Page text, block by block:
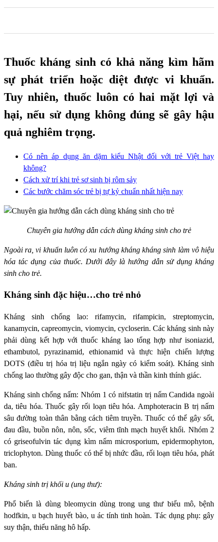
Thuốc kháng sinh có khả năng kìm hãm
sự phát triển hoặc diệt được vi khuẩn.
Tuy nhiên, thuốc luôn có hai mặt lợi và
hại, nếu sử dụng không đúng sẽ gây hậu
quả nghiêm trọng.
Có nên áp dụng ăn dặm kiểu Nhật đối với trẻ Việt hay
không?
Cách xử trí khi trẻ sơ sinh bị rôm sảy
Các bước chăm sóc trẻ bị tự kỷ chuẩn nhất hiện nay
Chuyên gia hướng dẫn cách dùng kháng sinh cho trẻ
Ngoài ra, vi khuẩn luôn có xu hướng kháng kháng sinh làm vô hiệu
hóa tác dụng của thuốc. Dưới đây là hướng dẫn sử dụng kháng
sinh cho trẻ.
Kháng sinh đặc hiệu…cho trẻ nhỏ
Kháng sinh chống lao: rifamycin, rifampicin, streptomycin,
kanamycin, capreomycin, viomycin, cycloserin. Các kháng sinh này
phải dùng kết hợp với thuốc kháng lao tổng hợp như isoniazid,
ethambutol, pyrazinamid, ethionamid và thực hiện chiến lượng
DOTS (điều trị hóa trị liệu ngắn ngày có kiểm soát). Kháng sinh
chống lao thường gây độc cho gan, thận và thần kinh thính giác.
Kháng sinh chống nấm: Nhóm 1 có nifstatin trị nấm Candida ngoài
da, tiêu hóa. Thuốc gây rối loạn tiêu hóa. Amphoteracin B trị nấm
sâu đường toàn thân bằng cách tiêm truyền. Thuốc có thể gây sốt,
đau đầu, buồn nôn, nôn, sốc, viêm tĩnh mạch huyết khối. Nhóm 2
có griseofulvin tác dụng kìm nấm microsporium, epidermophyton,
triclophyton. Dùng thuốc có thể bị nhức đầu, rối loạn tiêu hóa, phát
ban.
Kháng sinh trị khối u (ung thư):
Phổ biến là dùng bleomycin dùng trong ung thư biểu mô, bệnh
hodfkin, u bạch huyết bào, u ác tính tinh hoàn. Tác dụng phụ: gây
suy thận, thiểu năng hô hấp.